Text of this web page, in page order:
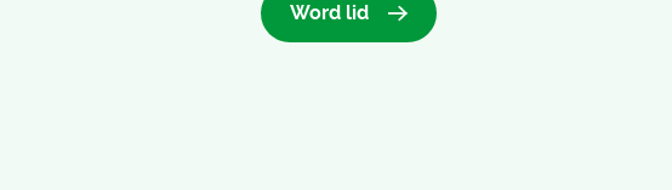
Word lid